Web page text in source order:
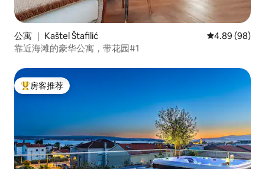
公寓 ｜ Kaštel Štafilić 平均评分 4.89
4.89 (98)
靠近海滩的豪华公寓，带花园#1
热门「房客推荐」
房客推荐